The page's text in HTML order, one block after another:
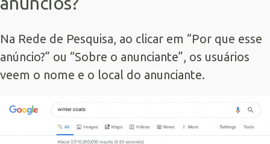
Na Rede de Pesquisa, ao clicar em “Por que esse
anúncio?” ou “Sobre o anunciante”, os usuários
veem o nome e o local do anunciante.